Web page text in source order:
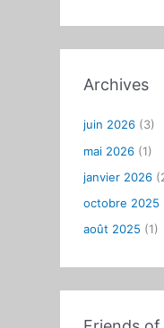
Archives
juin 2026(3)
mai 2026(1)
janvier 2026
octobre 2025
août 2025 (1)